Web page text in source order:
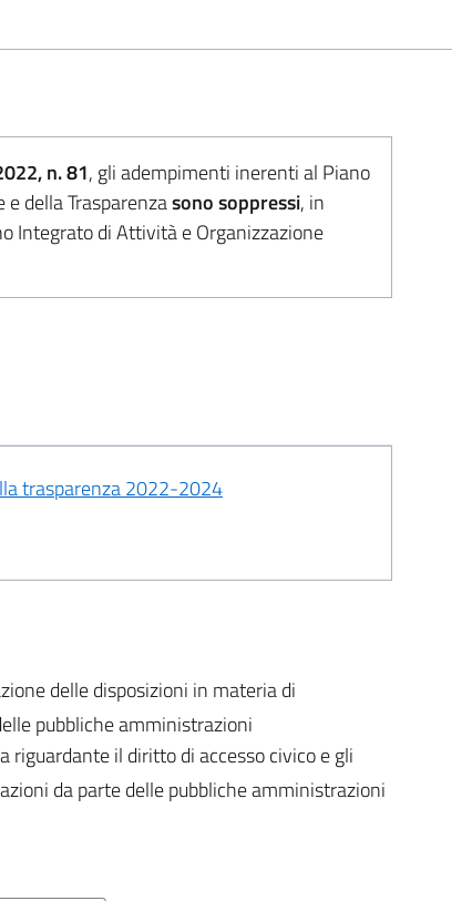
n. 81, gli adempimenti inerenti al Piano
della Trasparenzasono soppressi, in
Integrato di Attività e Organizzazione
trasparenza 2022-2024
delle disposizioni in materia di
pubbliche amministrazioni
riguardante il diritto di accesso civico e gli
da parte delle pubbliche amministrazioni